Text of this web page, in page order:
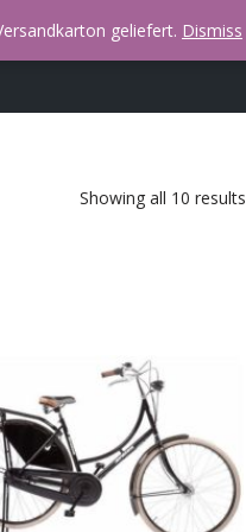
Showing all 10 results
geliefert. Dismiss